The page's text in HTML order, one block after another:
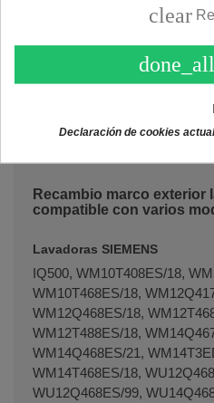
Modelo: iQdrive.
Diámetro exterior: 450mm.
Diámetro interior: 315mm.
Recambio marco exterior
compatible con varios
Lavadoras SIEMENS
IQ500, WM10T408ES/18,
WM10T468ES/18,
WM12Q468ES/18,
WM12T488ES/18,
WM14Q468ES/21,
WM14T468ES/18,
WU12Q468ES/99,
clear
done_all
Declaración de cookies